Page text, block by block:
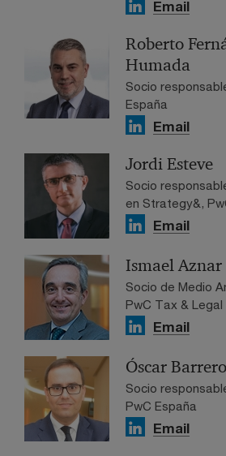
Email
Roberto
Humada
Socio
España
Email
Jordi Esteve
Socio
en Strategy&,
Email
Ismael Aznar
Socio de Medio
PwC Tax & Legal
Email
Óscar Barrero
Socio
PwC España
Email